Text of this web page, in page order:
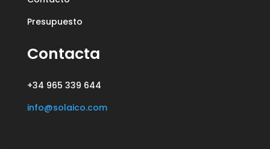
Presupuesto
Contacta
+34 965 339 644
info@solaico.com